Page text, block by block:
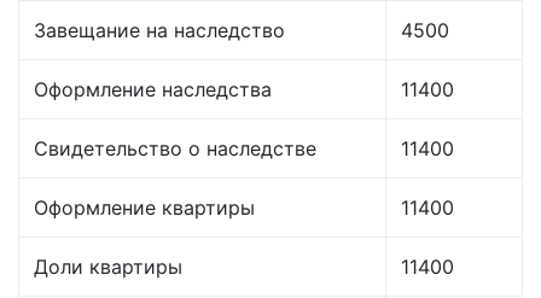
Завещание на наследство 4500
Оформление наследства 11400
Свидетельство о наследстве 11400
Оформление квартиры 11400
Доли квартиры 11400